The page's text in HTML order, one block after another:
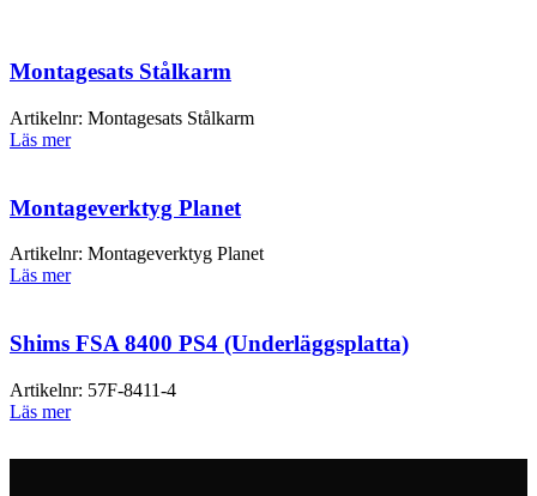
Montagesats Stålkarm
Artikelnr: Montagesats Stålkarm
Läs mer
Montageverktyg Planet
Artikelnr: Montageverktyg Planet
Läs mer
Shims FSA 8400 PS4 (Underläggsplatta)
Artikelnr: 57F-8411-4
Läs mer